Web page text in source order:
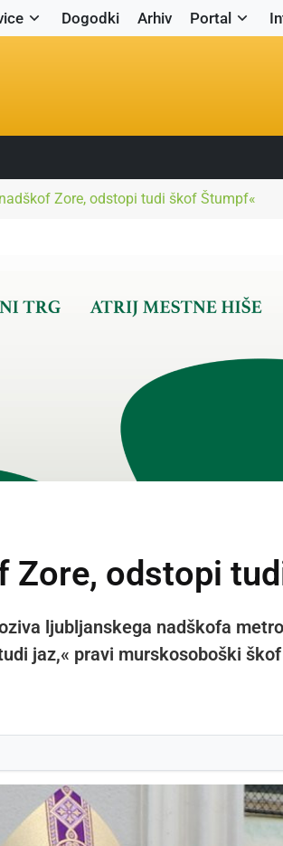
Dogodki Arhiv Portal
nadškof Zore, odstopi tudi škof Štumpf«
Zore, odstopi
ljubljanskega nadškofa
jaz,« pravi murskosoboški